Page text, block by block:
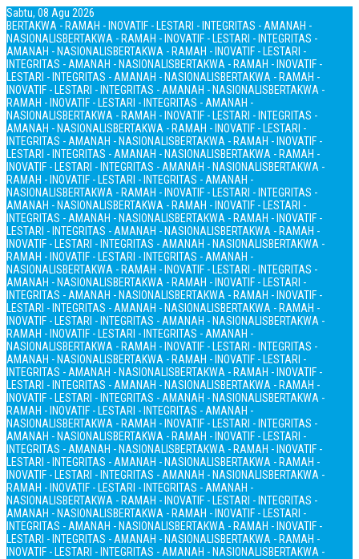
Sabtu, 08 Agu 2026
BERTAKWA - RAMAH - INOVATIF - LESTARI - INTEGRITAS - AMANAH -
NASIONALISBERTAKWA - RAMAH - INOVATIF - LESTARI - INTEGRITAS -
AMANAH - NASIONALISBERTAKWA - RAMAH - INOVATIF - LESTARI -
INTEGRITAS - AMANAH - NASIONALISBERTAKWA - RAMAH - INOVATIF -
LESTARI - INTEGRITAS - AMANAH - NASIONALISBERTAKWA - RAMAH -
INOVATIF - LESTARI - INTEGRITAS - AMANAH - NASIONALISBERTAKWA -
RAMAH - INOVATIF - LESTARI - INTEGRITAS - AMANAH -
NASIONALISBERTAKWA - RAMAH - INOVATIF - LESTARI - INTEGRITAS -
AMANAH - NASIONALISBERTAKWA - RAMAH - INOVATIF - LESTARI -
INTEGRITAS - AMANAH - NASIONALISBERTAKWA - RAMAH - INOVATIF -
LESTARI - INTEGRITAS - AMANAH - NASIONALISBERTAKWA - RAMAH -
INOVATIF - LESTARI - INTEGRITAS - AMANAH - NASIONALISBERTAKWA -
RAMAH - INOVATIF - LESTARI - INTEGRITAS - AMANAH -
NASIONALISBERTAKWA - RAMAH - INOVATIF - LESTARI - INTEGRITAS -
AMANAH - NASIONALISBERTAKWA - RAMAH - INOVATIF - LESTARI -
INTEGRITAS - AMANAH - NASIONALISBERTAKWA - RAMAH - INOVATIF -
LESTARI - INTEGRITAS - AMANAH - NASIONALISBERTAKWA - RAMAH -
INOVATIF - LESTARI - INTEGRITAS - AMANAH - NASIONALISBERTAKWA -
RAMAH - INOVATIF - LESTARI - INTEGRITAS - AMANAH -
NASIONALISBERTAKWA - RAMAH - INOVATIF - LESTARI - INTEGRITAS -
AMANAH - NASIONALISBERTAKWA - RAMAH - INOVATIF - LESTARI -
INTEGRITAS - AMANAH - NASIONALISBERTAKWA - RAMAH - INOVATIF -
LESTARI - INTEGRITAS - AMANAH - NASIONALISBERTAKWA - RAMAH -
INOVATIF - LESTARI - INTEGRITAS - AMANAH - NASIONALISBERTAKWA -
RAMAH - INOVATIF - LESTARI - INTEGRITAS - AMANAH -
NASIONALISBERTAKWA - RAMAH - INOVATIF - LESTARI - INTEGRITAS -
AMANAH - NASIONALISBERTAKWA - RAMAH - INOVATIF - LESTARI -
INTEGRITAS - AMANAH - NASIONALISBERTAKWA - RAMAH - INOVATIF -
LESTARI - INTEGRITAS - AMANAH - NASIONALISBERTAKWA - RAMAH -
INOVATIF - LESTARI - INTEGRITAS - AMANAH - NASIONALISBERTAKWA -
RAMAH - INOVATIF - LESTARI - INTEGRITAS - AMANAH -
NASIONALISBERTAKWA - RAMAH - INOVATIF - LESTARI - INTEGRITAS -
AMANAH - NASIONALISBERTAKWA - RAMAH - INOVATIF - LESTARI -
INTEGRITAS - AMANAH - NASIONALISBERTAKWA - RAMAH - INOVATIF -
LESTARI - INTEGRITAS - AMANAH - NASIONALISBERTAKWA - RAMAH -
INOVATIF - LESTARI - INTEGRITAS - AMANAH - NASIONALISBERTAKWA -
RAMAH - INOVATIF - LESTARI - INTEGRITAS - AMANAH -
NASIONALISBERTAKWA - RAMAH - INOVATIF - LESTARI - INTEGRITAS -
AMANAH - NASIONALISBERTAKWA - RAMAH - INOVATIF - LESTARI -
INTEGRITAS - AMANAH - NASIONALISBERTAKWA - RAMAH - INOVATIF -
LESTARI - INTEGRITAS - AMANAH - NASIONALISBERTAKWA - RAMAH -
INOVATIF - LESTARI - INTEGRITAS - AMANAH - NASIONALISBERTAKWA -